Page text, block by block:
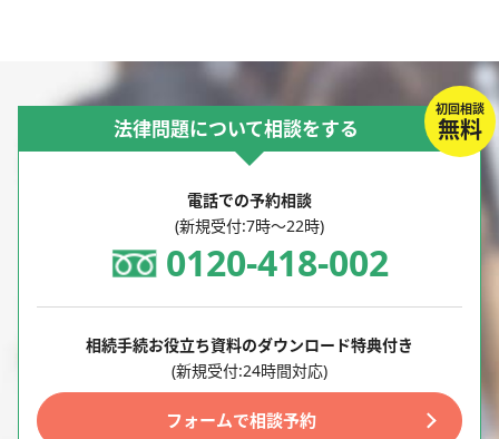
初回相談
無料
法律問題について相談をする
電話での予約相談
(新規受付:7時～22時)
0120-418-002
相続手続お役立ち資料のダウンロード特典付き
(新規受付:24時間対応)
フォームで相談予約